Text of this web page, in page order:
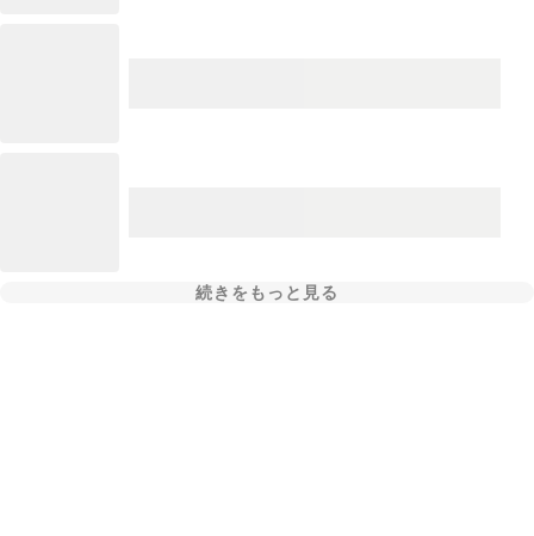
続きをもっと見る